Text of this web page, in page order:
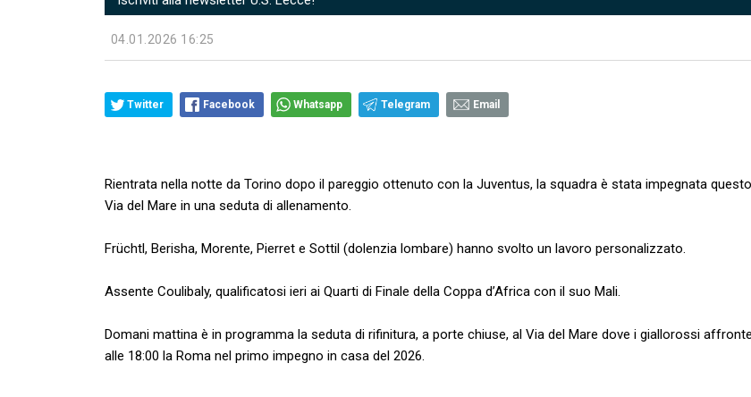
04.01.2026 16:25
Twitter Facebook Whatsapp Telegram Email
Rientrata nella notte da Torino dopo il pareggio ottenuto con la Juventus, la squadra è stata impegnata
Via del Mare in una seduta di allenamento.
Früchtl, Berisha, Morente, Pierret e Sottil (dolenzia lombare) hanno svolto un lavoro personalizzato.
Assente Coulibaly, qualificatosi ieri ai Quarti di Finale della Coppa d’Africa con il suo Mali.
Domani mattina è in programma la seduta di rifinitura, a porte chiuse, al Via del Mare dove i giallorossi
alle 18:00 la Roma nel primo impegno in casa del 2026.